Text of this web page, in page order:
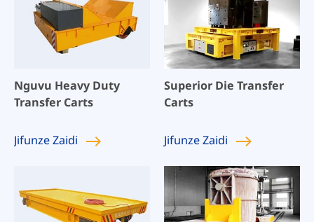
Nguvu Heavy Duty
Transfer Carts
JifunzeZaidi
Superior Die Transfer
Carts
JifunzeZaidi